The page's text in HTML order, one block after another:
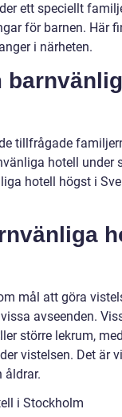
ett speciellt
för barnen. Här
i närheten.
tillfrågade
hotell under
hotell högst i
mål att göra
avseenden.
större lekrum,
vistelsen. Det är
åldrar.
i Stockholm